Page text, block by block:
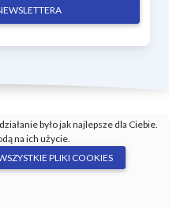
było jak najlepsze dla Ciebie.
na ich użycie.
PLIKI COOKIES